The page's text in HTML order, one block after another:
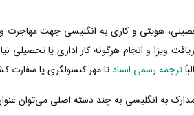
هویتی و کاری به انگلیسی جهت مهاجرت
ویزا و انجام هرگونه کار اداری یا
ترجمه رسمی اسنادتا مهر کنسولگری یا سفارت
مدارک به انگلیسی به چند دسته اصلی می‌توان